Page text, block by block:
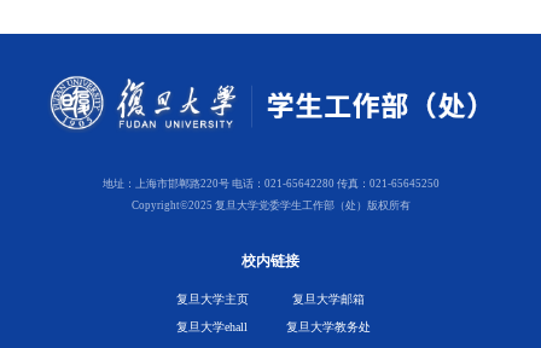
地址：上海市邯郸路220号 电话：021-65642280 传真：021-65645250
Copyright©2025 复旦大学党委学生工作部（处）版权所有
校内链接
复旦大学主页 复旦大学邮箱
复旦大学ehall 复旦大学教务处